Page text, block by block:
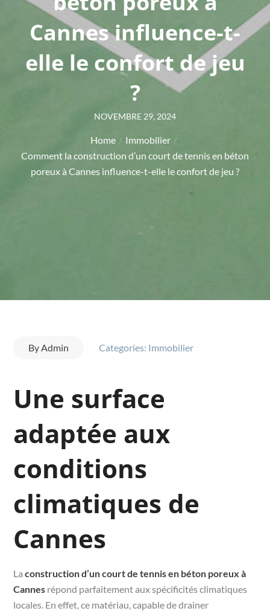
Cannes influence-t-
elle le confort de jeu
?
Posted
NOVEMBRE 29, 2024
Home
Immobilier
Comment la construction d’un court de tennis en béton
poreux à Cannes influence-t-elle le confort de jeu ?
ByAdmin Categories: Immobilier
Une surface
adaptée aux
conditions
climatiques de
Cannes
Laconstruction d’un court de tennis en béton poreux à
Cannes répond parfaitement aux spécificités climatiques
locales. En effet, ce matériau, capable de drainer